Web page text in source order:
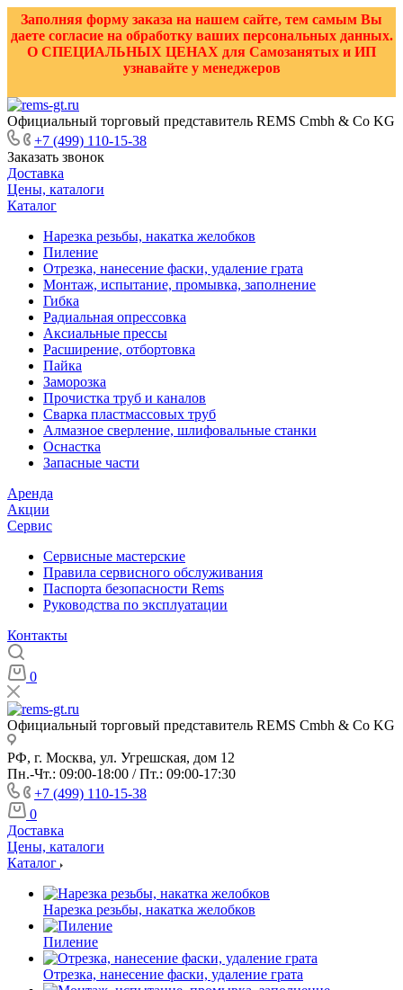
Заполняя форму заказа на нашем сайте, тем самым Вы
даете согласие на обработку ваших персональных данных.
О СПЕЦИАЛЬНЫХ ЦЕНАХ для Самозанятых и ИП
узнавайте у менеджеров
Официальный торговый представитель REMS Cmbh & Co KG
+7 (499) 110-15-38
Заказать звонок
Доставка
Цены, каталоги
Каталог
Нарезка резьбы, накатка желобков
Пиление
Отрезка, нанесение фаски, удаление грата
Монтаж, испытание, промывка, заполнение
Гибка
Радиальная опрессовка
Аксиальные прессы
Расширение, отбортовка
Пайка
Заморозка
Прочистка труб и каналов
Сварка пластмассовых труб
Алмазное сверление, шлифовальные станки
Оснастка
Запасные части
Аренда
Акции
Сервис
Сервисные мастерские
Правила сервисного обслуживания
Паспорта безопасности Rems
Руководства по эксплуатации
Контакты
0
Официальный торговый представитель REMS Cmbh & Co KG
РФ, г. Москва, ул. Угрешская, дом 12
Пн.-Чт.: 09:00-18:00 / Пт.: 09:00-17:30
+7 (499) 110-15-38
0
Доставка
Цены, каталоги
Каталог
Нарезка резьбы, накатка желобков
Пиление
Отрезка, нанесение фаски, удаление грата